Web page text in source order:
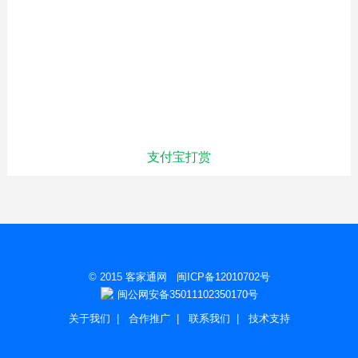
支付宝打赏
© 2015 客家通网
闽ICP备12010702号
闽公网安备35011102350170号
关于我们
合作推广| 联系我们 技术支持